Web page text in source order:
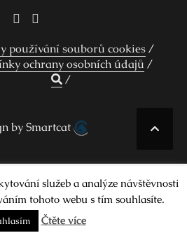
používání souborů cookies
ochrany osobních údajů
by Smartcat
služeb a analýze návštěvnosti
tohoto webu s tím souhlasíte.
Čtěte více